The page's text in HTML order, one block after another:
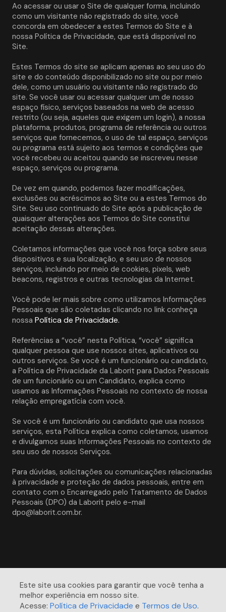
Ao acessar ou usar o Site de qualquer forma, incluindo
como um visitante não registrado do site, você
concorda em obedecer a estes Termos do Site e à
nossa Política de Privacidade, que está disponível no
Site.
Estes Termos do site se aplicam apenas ao seu uso do
site e do conteúdo disponibilizado no site ou por meio
dele, como um usuário ou visitante não registrado do
site. Se você usar ou acessar qualquer um de nosso
espaço físico, serviços baseados na web de acesso
restrito (ou seja, aqueles que exigem um login), a nossa
plataforma, produtos, programa de referência ou outros
serviços que fornecemos, o uso de tal espaço, serviços
ou programa está sujeito aos termos e condições que
você recebeu ou aceitou quando se inscreveu nesse
espaço, serviços ou programa.
De vez em quando, podemos fazer modificações,
exclusões ou acréscimos ao Site ou a estes Termos do
Site. Seu uso continuado do Site após a publicação de
quaisquer alterações aos Termos do Site constitui
aceitação dessas alterações.
Coletamos informações que você nos força sobre seus
dispositivos e sua localização, e seu uso de nossos
serviços, incluindo por meio de cookies, pixels, web
beacons, registros e outras tecnologias da Internet.
Você pode ler mais sobre como utilizamos Informações
Pessoais que são coletadas clicando no link conheça
nossa Política de Privacidade.
Referências a “você” nesta Política, “você” significa
qualquer pessoa que use nossos sites, aplicativos ou
outros serviços. Se você é um funcionário ou candidato,
a Política de Privacidade da Laborit para Dados Pessoais
de um funcionário ou um Candidato, explica como
usamos as Informações Pessoais no contexto de nossa
relação empregatícia com você.
Se você é um funcionário ou candidato que usa nossos
serviços, esta Política explica como coletamos, usamos
e divulgamos suas Informações Pessoais no contexto de
seu uso de nossos Serviços.
Para dúvidas, solicitações ou comunicações relacionadas
à privacidade e proteção de dados pessoais, entre em
contato com o Encarregado pelo Tratamento de Dados
Pessoais (DPO) da Laborit pelo e-mail
dpo@laborit.com.br.
Este site usa cookies para garantir que você tenha a
melhor experiência em nosso site.
Acesse: Política de Privacidade e Termos de Uso.